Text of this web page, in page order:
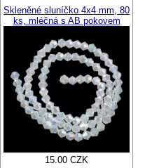
Skleněné sluníčko 4x4 mm, 80
ks, mléčná s AB pokovem
15.00 CZK